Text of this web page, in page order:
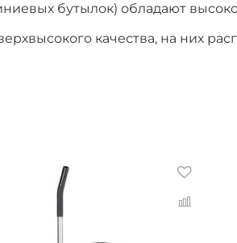
бутылок) обладают
качества, на них